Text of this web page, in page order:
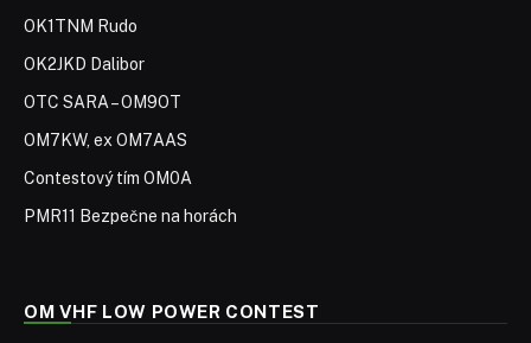
OK1TNM Rudo
OK2JKD Dalibor
OTC SARA – OM9OT
OM7KW, ex OM7AAS
Contestový tím OM0A
PMR11 Bezpečne na horách
OM VHF LOW POWER CONTEST